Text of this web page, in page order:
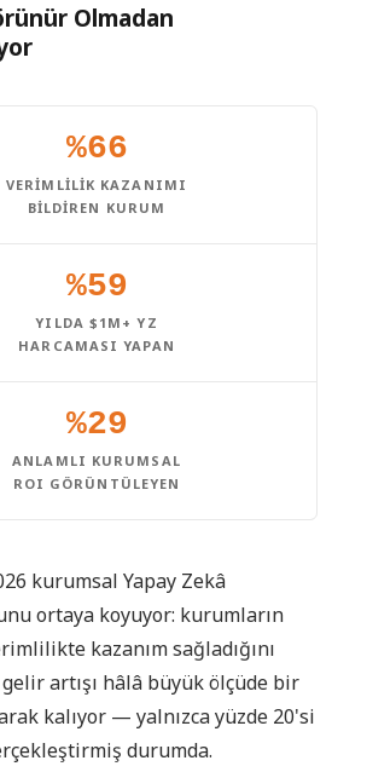
Olmadan
%66
VERIMLILIK KAZANIMI
BILDIREN KURUM
%59
YILDA $1M+ YZ
HARCAMASI YAPAN
%29
ANLAMLI KURUMSAL
ROI GÖRÜNTÜLEYEN
kurumsal Yapay Zekâ
ortaya koyuyor: kurumların
kazanım sağladığını
artışı hâlâ büyük ölçüde bir
kalıyor — yalnızca yüzde 20'si
durumda.